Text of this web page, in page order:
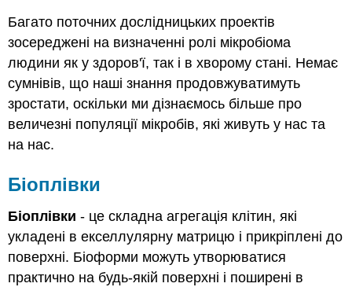
Багато поточних дослідницьких проектів
зосереджені на визначенні ролі мікробіома
людини як у здоров'ї, так і в хворому стані. Немає
сумнівів, що наші знання продовжуватимуть
зростати, оскільки ми дізнаємось більше про
величезні популяції мікробів, які живуть у нас та
на нас.
Біоплівки
Біоплівки - це складна агрегація клітин, які
укладені в екселлулярну матрицю і прикріплені до
поверхні. Біоформи можуть утворюватися
практично на будь-якій поверхні і поширені в